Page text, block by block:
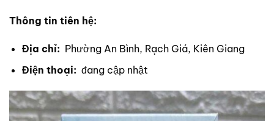
Thông tin tiên hệ:
Địa chỉ: Phường An Bình, Rạch Giá, Kiên Giang
Điện thoại: đang cập nhật